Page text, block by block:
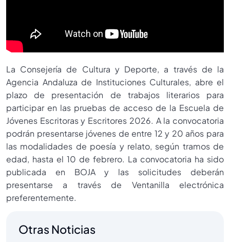
La Consejería de Cultura y Deporte, a través de la
Agencia Andaluza de Instituciones Culturales, abre el
plazo de presentación de trabajos literarios para
participar en las pruebas de acceso de la Escuela de
Jóvenes Escritoras y Escritores 2026. A la convocatoria
podrán presentarse jóvenes de entre 12 y 20 años para
las modalidades de poesía y relato, según tramos de
edad, hasta el 10 de febrero. La convocatoria ha sido
publicada en BOJA y las solicitudes deberán
presentarse a través de Ventanilla electrónica
preferentemente.
Otras Noticias